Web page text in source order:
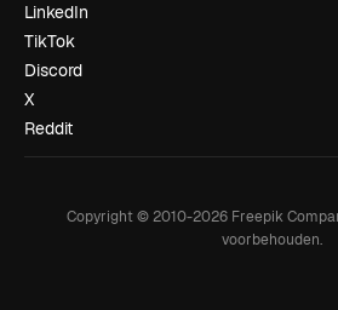
LinkedIn
TikTok
Discord
X
Reddit
Copyright © 2010-2026Freepik
voorbehouden.